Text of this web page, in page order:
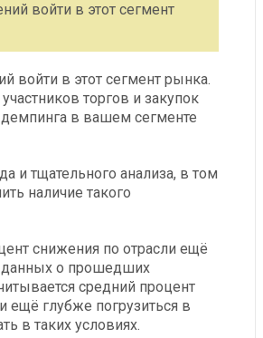
войти в этот сегмент
войти в этот сегмент рынка.
торгов и закупок
демпинга в вашем сегменте
и тщательного анализа, в том
наличие такого
снижения по отрасли ещё
данных о прошедших
средний процент
ещё глубже погрузиться в
в таких условиях.